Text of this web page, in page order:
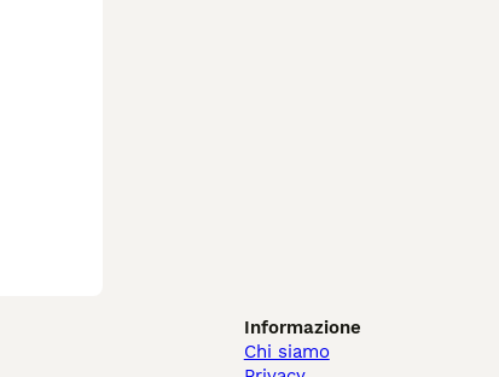
Informazione
Chi siamo